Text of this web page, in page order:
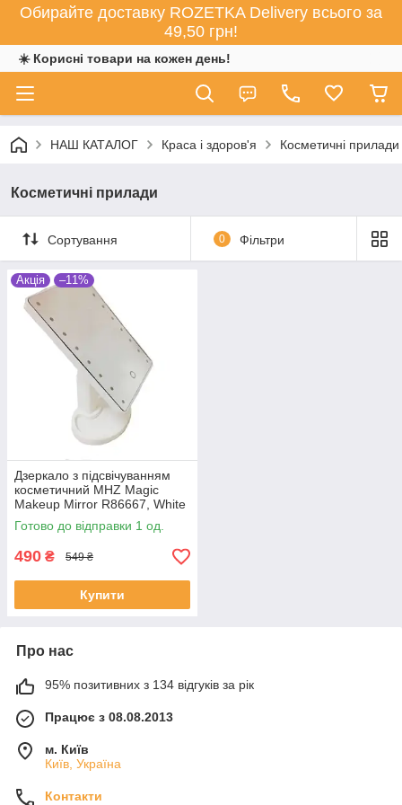
Обирайте доставку ROZETKA Delivery всього за
49,50 грн!
☀️ Корисні товари на кожен день!
НАШ КАТАЛОГ Краса і здоров'я Косметичні прилади
Косметичні прилади
Сортування 0 Фільтри
Акція –11%
Дзеркало з підсвічуванням
косметичний MHZ Magic
Makeup Mirror R86667, White
(SH007664)
Готово до відправки 1 од.
490 ₴ 549 ₴
Купити
Про нас
95% позитивних з 134 відгуків за рік
Працює з 08.08.2013
м. Київ
Київ, Україна
Контакти